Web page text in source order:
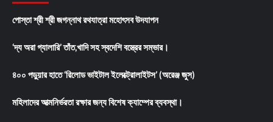
পোস্তা শ্রী শ্রী জগন্নাথ রথযাত্রা মহোৎসব উদযাপন
‘দ্য অরা গ্যালারি’ তাঁত,খাদি সহ স্বদেশি বস্ত্রের সম্ভার।
৪০০ পড়ুয়ার হাতে ‘রিলোড ভাইটাল ইলেক্ট্রোলাইটস’ (অরেঞ্জ জুস)
মহিলাদের আত্মনির্ভরতা রক্ষার জন্য বিশেষ ক্যাম্পের ব্যবস্থা।